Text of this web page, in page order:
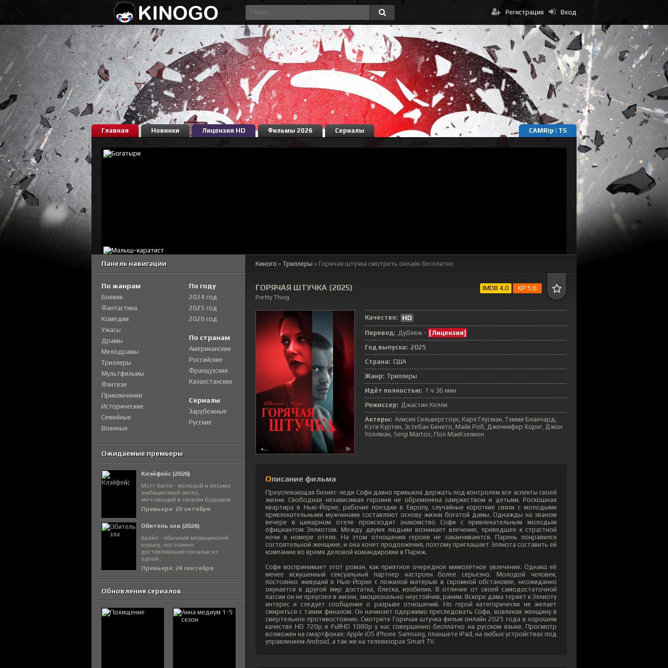
Вход
Регистрация
Главная Новинки Лицензия HD Фильмы 2026 Сериалы CAMRip | TS
Киного » Триллеры » Горячая штучка смотреть онлайн бесплатно
ГОРЯЧАЯ ШТУЧКА (2025)
Pretty Thing
IMDB 4.0 KP 5.6
Качество:
HD
Перевод: Дубляж - [Лицензия]
Год выпуска: 2025
Страна: США
Жанр: Триллеры
Идёт полностью: 1 ч 36 мин
Режиссер: Джастин Келли
Актеры: Алисия Сильверстоун, Карл Глусман, Тэмми Бланчард,
Кэти Куртин, Эстебан Бенито, Майк Роб, Дженнифер Хорнг, Джон
Уоллман, Sergi Martos, Пол МакКэллион
Описание фильма
Преуспевающая бизнес-леди Софи давно привыкла держать под контролем все аспекты своей
жизни. Свободная независимая героиня не обременена замужеством и детьми. Роскошная
квартира в Нью-Йорке, рабочие поездки в Европу, случайные короткие связи с молодыми
привлекательными мужчинами составляют основу жизни богатой дамы. Однажды на званом
вечере в шикарном отеле происходит знакомство Софи с привлекательным молодым
официантом Эллиотом. Между двумя людьми возникает влечение, приведшее к страстной
ночи в номере отеля. На этом отношения героев не заканчиваются. Парень понравился
состоятельной женщине, и она хочет продолжения, поэтому приглашает Эллиота составить ей
компанию во время деловой командировки в Париж.
Софи воспринимает этот роман, как приятное очередное мимолётное увлечение. Однако её
менее искушенный сексуальный партнер настроен более серьезно. Молодой человек,
постоянно живущий в Нью-Йорке с пожилой матерью в скромной обстановке, неожиданно
окунается в другой мир достатка, блеска, изобилия. В отличие от своей самодостаточной
пассии он не преуспел в жизни, эмоционально неустойчив, раним. Вскоре дама теряет к Эллиоту
интерес и следует сообщение о разрыве отношений. Но герой категорически не желает
смириться с таким финалом. Он начинает одержимо преследовать Софи, вовлекая женщину в
смертельное противостояние. Смотрите Горячая штучка фильм онлайн 2025 года в хорошем
качестве HD 720p и FullHD 1080p у нас совершенно бесплатно на русском языке. Просмотр
возможен на смартфонах: Apple iOS iPhone Samsung, планшете iPad, на любых устройствах под
управлением Android, а так же на телевизорах Smart TV.
Панель навигации
По жанрам
Боевик
Фантастика
Комедии
Ужасы
Драмы
Мелодрамы
Триллеры
Мультфильмы
Фэнтези
Приключения
Исторические
Семейные
Военные
По году
2024 год
2025 год
2026 год
По странам
Американские
Российские
Французские
Казахстанские
Сериалы
Зарубежные
Русские
Ожидаемые премьеры
Клэйфейс (2026)
Мэтт Хаген - молодой и весьма
амбициозный актер,
мечтающий в скором будущем...
Премьера: 23 октября
Обитель зла (2026)
Брайн - обычный медицинский
курьер, постоянно
доставляющий посылки из
одной...
Премьера: 24 сентября
Обновления сериалов